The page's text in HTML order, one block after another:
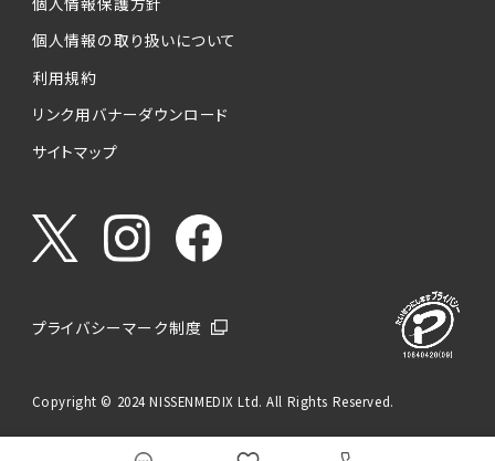
個人情報の取り扱いについて
利用規約
リンク用バナーダウンロード
サイトマップ
プライバシーマーク制度
Copyright © 2024 NISSENMEDIX Ltd. All Rights Reserved.